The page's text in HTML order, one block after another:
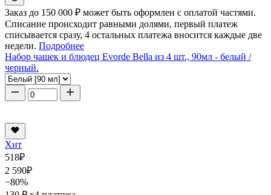
Заказ до 150 000 ₽ может быть оформлен с оплатой частями.
Списание происходит равными долями, первый платеж
списывается сразу, 4 остальных платежа вносится каждые две
недели. Подробнее
Набор чашек и блюдец Evorde Bella из 4 шт., 90мл - белый /
черный.
Хит
518₽
2 590₽
−80%